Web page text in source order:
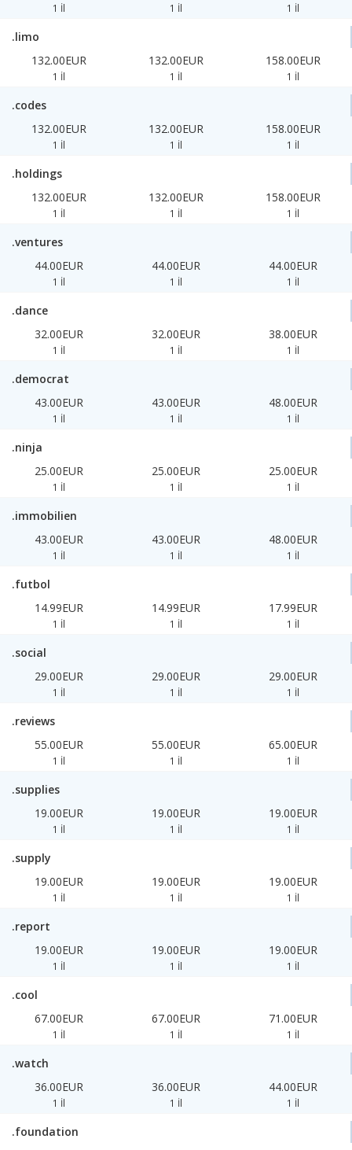
1 İl 1 İl 1 İl
.limo
132.00EUR
1 İl
132.00EUR
1 İl
158.00EUR
1 İl
.codes
132.00EUR
1 İl
132.00EUR
1 İl
158.00EUR
1 İl
.holdings
132.00EUR
1 İl
132.00EUR
1 İl
158.00EUR
1 İl
.ventures
44.00EUR
1 İl
44.00EUR
1 İl
44.00EUR
1 İl
.dance
32.00EUR
1 İl
32.00EUR
1 İl
38.00EUR
1 İl
.democrat
43.00EUR
1 İl
43.00EUR
1 İl
48.00EUR
1 İl
.ninja
25.00EUR
1 İl
25.00EUR
1 İl
25.00EUR
1 İl
.immobilien
43.00EUR
1 İl
43.00EUR
1 İl
48.00EUR
1 İl
.futbol
14.99EUR
1 İl
14.99EUR
1 İl
17.99EUR
1 İl
.social
29.00EUR
1 İl
29.00EUR
1 İl
29.00EUR
1 İl
.reviews
55.00EUR
1 İl
55.00EUR
1 İl
65.00EUR
1 İl
.supplies
19.00EUR
1 İl
19.00EUR
1 İl
19.00EUR
1 İl
.supply
19.00EUR
1 İl
19.00EUR
1 İl
19.00EUR
1 İl
.report
19.00EUR
1 İl
19.00EUR
1 İl
19.00EUR
1 İl
.cool
67.00EUR
1 İl
67.00EUR
1 İl
71.00EUR
1 İl
.watch
36.00EUR
1 İl
36.00EUR
1 İl
44.00EUR
1 İl
.foundation